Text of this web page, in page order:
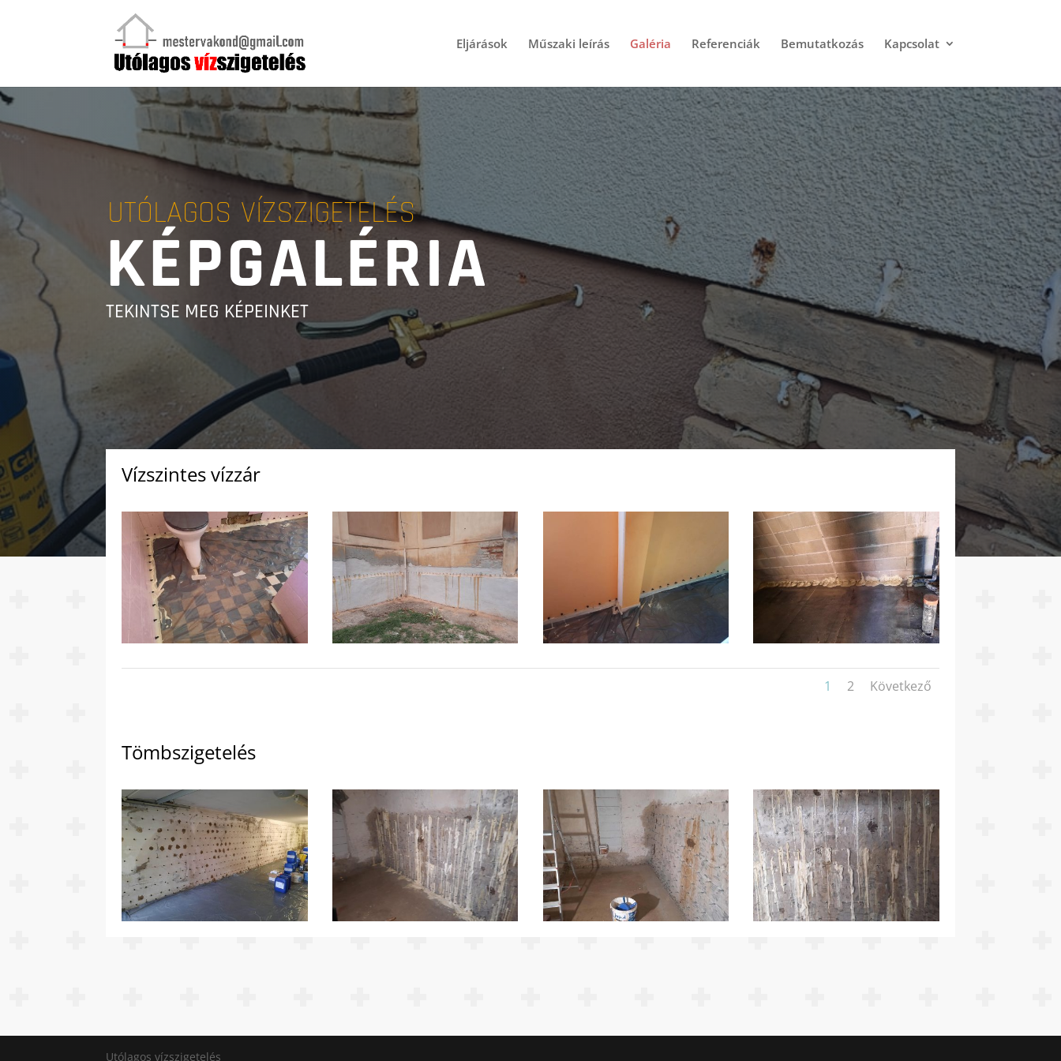
Eljárások Műszaki leírás Galéria Referenciák Bemutatkozás Kapcsolat
UTÓLAGOS VÍZSZIGETELÉS
KÉPGALÉRIA
TEKINTSE MEG KÉPEINKET
Vízszintes vízzár
1 2 Következő
Tömbszigetelés
Utólagos vízszigetelés